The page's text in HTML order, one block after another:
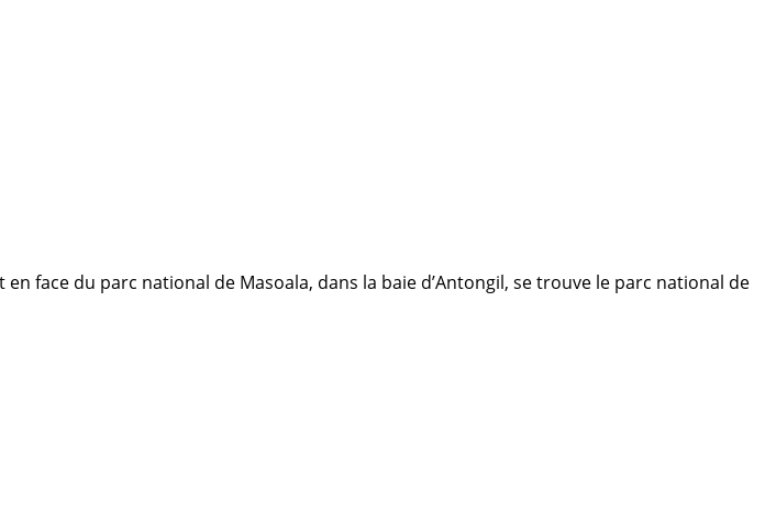
face du parc national de Masoala, dans la baie d’Antongil, se trouve le parc national de